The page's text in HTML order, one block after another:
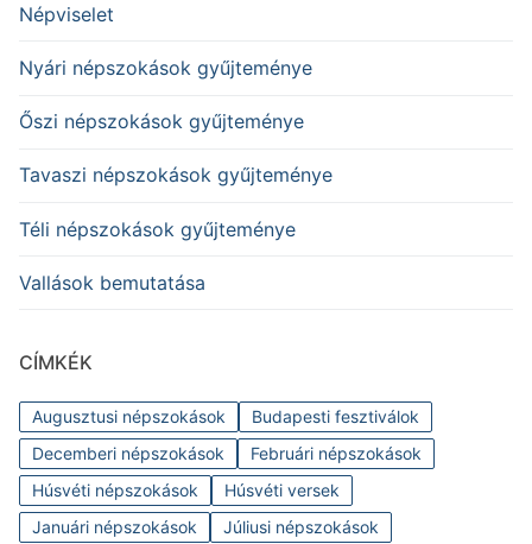
Népviselet
Nyári népszokások gyűjteménye
Őszi népszokások gyűjteménye
Tavaszi népszokások gyűjteménye
Téli népszokások gyűjteménye
Vallások bemutatása
CÍMKÉK
Augusztusi népszokások
Budapesti fesztiválok
Decemberi népszokások
Februári népszokások
Húsvéti népszokások
Húsvéti versek
Januári népszokások
Júliusi népszokások